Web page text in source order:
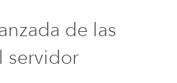
de las
servidor